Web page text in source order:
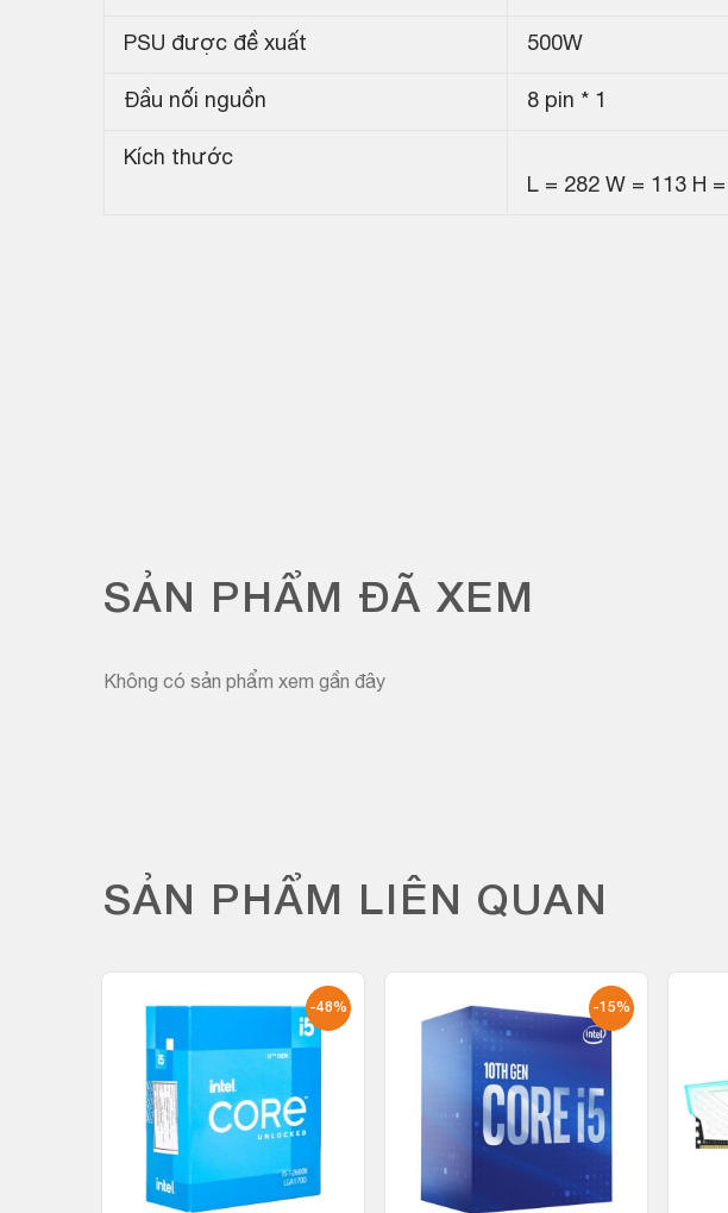
PSU được đề xuất 500W
Đầu nối nguồn 8 pin * 1
Kích thước
L = 282 W = 113 H
SẢN PHẨM ĐÃ XEM
Không có sản phẩm xem gần đây
SẢN PHẨM LIÊN QUAN
-48% -15%